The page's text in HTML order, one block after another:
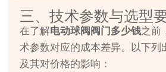
三、技术参数与选型
在了解电动球阀阀门多少钱之前
术参数对应的成本差异。以下列
及其对价格的影响：